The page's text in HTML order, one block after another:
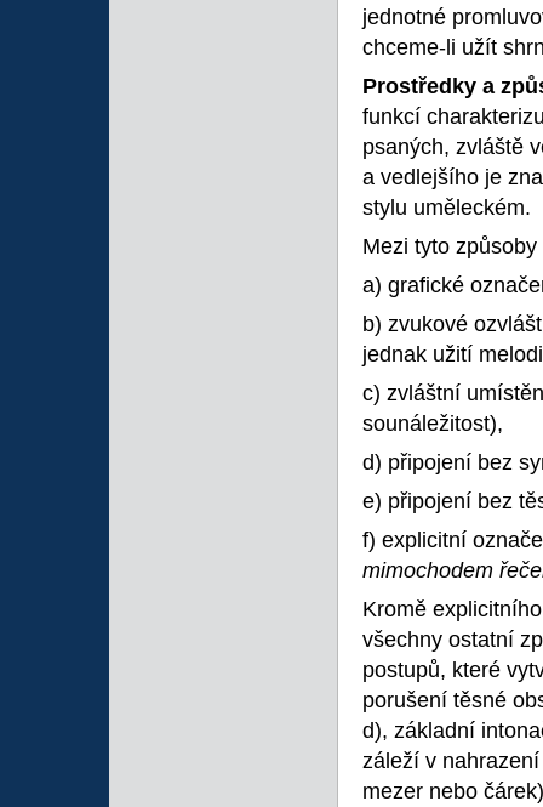
jednotné
chceme-li užít
Prostředky a
funkcí
psaných, zvláště
a vedlejšího je
stylu uměleckém.
Mezi tyto
a) grafické
b) zvukové
jednak užití
c) zvláštní
sounáležitost),
d) připojení bez
e) připojení bez
f) explicitní
mimochodem
Kromě
všechny ostatní
postupů, které
porušení těsné
d), základní
záleží v
mezer nebo